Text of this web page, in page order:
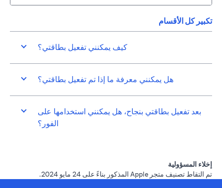
تكبير كل الأقسام
كيف يمكنني تفعيل بطاقتي؟
هل يمكنني معرفة ما إذا تم تفعيل بطاقتي؟
بعد تفعيل بطاقتي بنجاح، هل يمكنني استخدامها على
الفور؟
إخلاء المسؤولية
تم التقاط تصنيف متجر Apple المذكور بناءً على 24 مايو 2024.